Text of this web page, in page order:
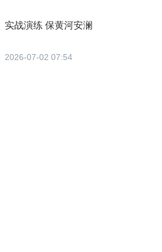
实战演练 保黄河安澜
2026-07-02 07:54